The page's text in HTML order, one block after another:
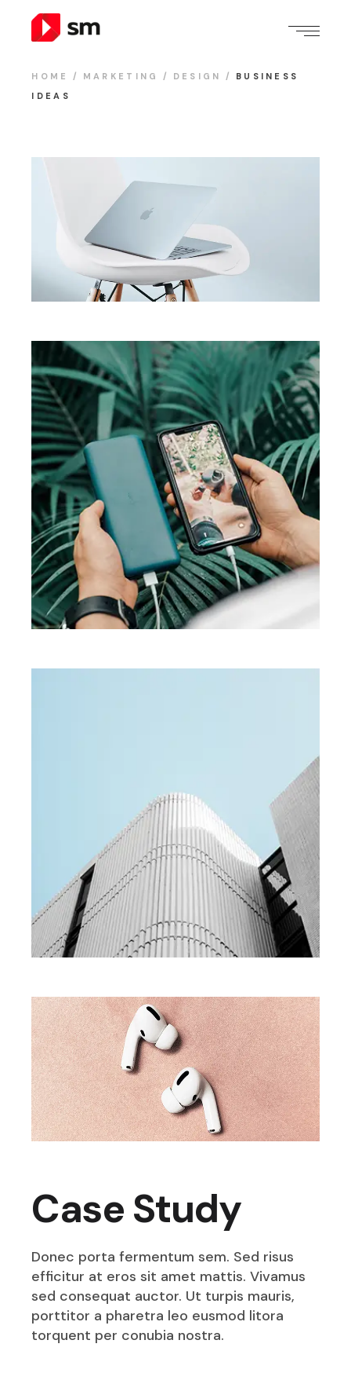
HOME MARKETING DESIGN
BUSINESS
IDEAS
Case Study
Donec porta fermentum sem. Sed risus
efficitur at eros sit amet mattis. Vivamus
sed consequat auctor. Ut turpis mauris,
porttitor a pharetra leo eusmod litora
torquent per conubia nostra.